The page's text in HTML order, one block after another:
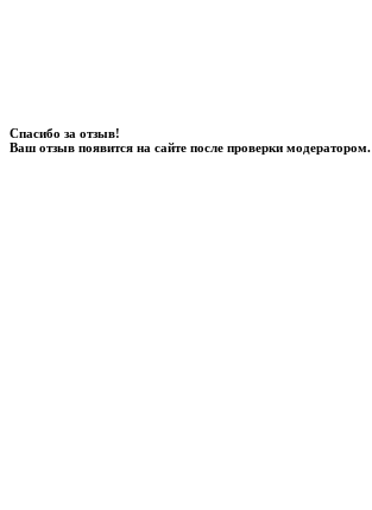
Спасибо за отзыв!
Ваш отзыв появится на сайте после проверки модератором.